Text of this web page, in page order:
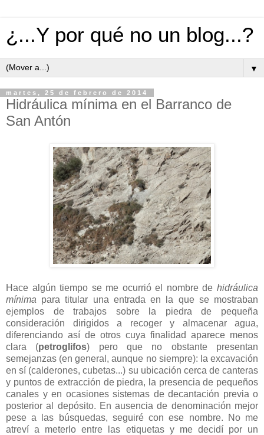
¿...Y por qué no un blog...?
▼
martes, 25 de febrero de 2014
Hidráulica mínima en el Barranco de
San Antón
Hace algún tiempo se me ocurrió el nombre de hidráulica
mínima para titular una entrada en la que se mostraban
ejemplos de trabajos sobre la piedra de pequeña
consideración dirigidos a recoger y almacenar agua,
diferenciando así de otros cuya finalidad aparece menos
clara (petroglifos) pero que no obstante presentan
semejanzas (en general, aunque no siempre): la excavación
en sí (calderones, cubetas...) su ubicación cerca de canteras
y puntos de extracción de piedra, la presencia de pequeños
canales y en ocasiones sistemas de decantación previa o
posterior al depósito. En ausencia de denominación mejor
pese a las búsquedas, seguiré con ese nombre. No me
atreví a meterlo entre las etiquetas y me decidí por un